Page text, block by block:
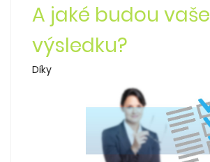
A jaké budou vaše
výsledku?
Díky